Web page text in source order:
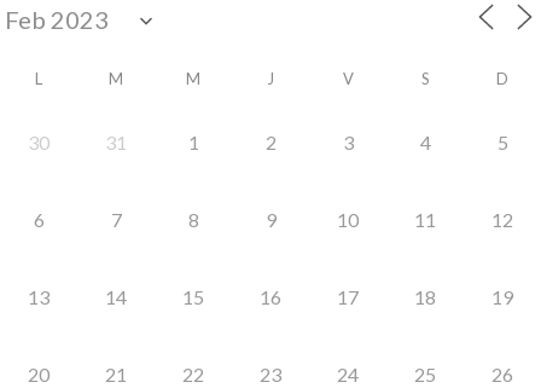
L M M J V S D
30 31 1 2 3 4 5
6 7 8 9 10 11 12
13 14 15 16 17 18 19
20 21 22 23 24 25 26